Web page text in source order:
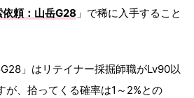
頼：山岳G28 」で稀に入手すること
」はリテイナー採掘師職がLv90以
が、拾ってくる確率は1～2%との